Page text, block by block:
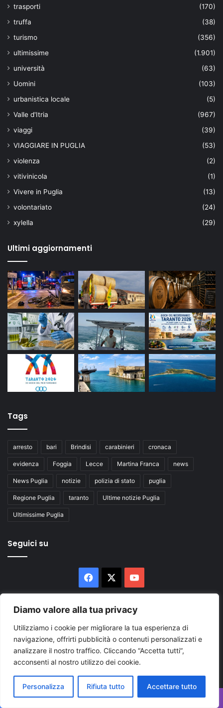
Diamo valore alla tua privacy
Utilizziamo i cookie per migliorare la tua esperienza di
navigazione, offrirti pubblicità o contenuti personalizzati e
analizzare il nostro traffico. Cliccando “Accetta tutti”,
acconsenti al nostro utilizzo dei cookie.
Personalizza Rifiuta tutto Accettare tutto
trasporti
(170)
truffa
(38)
turismo
(356)
ultimissime
(1.901)
università
(63)
Uomini
(103)
urbanistica locale
(5)
Valle d'Itria
(967)
viaggi
(39)
VIAGGIARE IN PUGLIA
(53)
violenza
(2)
vitivinicola
(1)
Vivere in Puglia
(13)
volontariato
(24)
xylella
(29)
Ultimi aggiornamenti
Tags
arresto bari Brindisi carabinieri cronaca
evidenza Foggia Lecce Martina Franca news
News Puglia notizie polizia di stato puglia
Regione Puglia taranto Ultime notizie Puglia
Ultimissime Puglia
Seguici su
Facebook
Tube
Inserisci
indirizzo